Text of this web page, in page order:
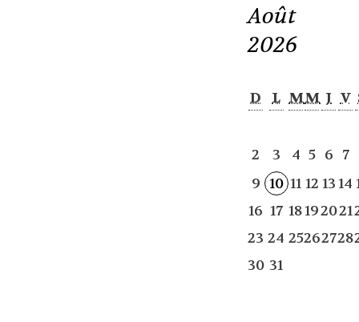
Août
2026
D L MM J V
2 3 4 5 6 7
9 10 11 12 1314
16 17 18192021
23 24 25262728
30 31